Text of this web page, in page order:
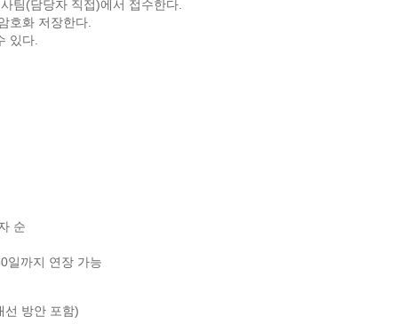
팀(담당자 직접)에서 접수한다.
호화 저장한다.
있다.
순
일까지 연장 가능
선 방안 포함)